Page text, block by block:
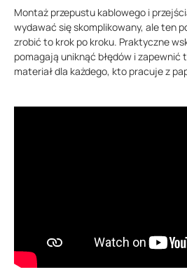
Montaż przepustu kablowego i
wydawać się skomplikowany, ale ten
zrobić to krok po kroku. Praktyczne
pomagają uniknąć błędów i zapewnić
materiał dla każdego, kto pracuje z